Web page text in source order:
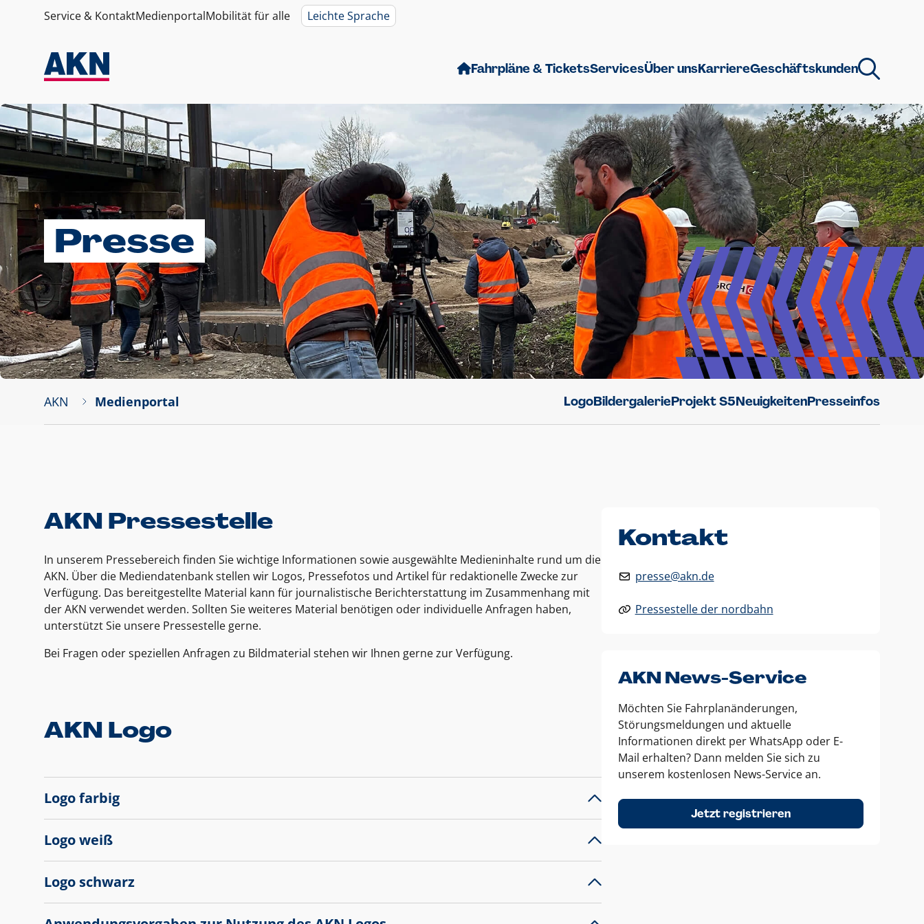
Service & KontaktMedienportalMobilität für alle Leichte Sprache
Fahrpläne & TicketsServicesÜber unsKarriereGeschäftskunden
Presse
AKN Medienportal LogoBildergalerieProjekt S5NeuigkeitenPresseinfos
AKN Pressestelle
In unserem Pressebereich finden Sie wichtige Informationen sowie ausgewählte Medieninhalte rund um die
AKN. Über die Mediendatenbank stellen wir Logos, Pressefotos und Artikel für redaktionelle Zwecke zur
Verfügung. Das bereitgestellte Material kann für journalistische Berichterstattung im Zusammenhang mit
der AKN verwendet werden. Sollten Sie weiteres Material benötigen oder individuelle Anfragen haben,
unterstützt Sie unsere Pressestelle gerne.
Bei Fragen oder speziellen Anfragen zu Bildmaterial stehen wir Ihnen gerne zur Verfügung.
AKN Logo
Logo farbig
Logo weiß
Logo schwarz
Kontakt
presse@akn.de
Pressestelle der nordbahn
AKN News-Service
Möchten Sie Fahrplanänderungen,
Störungsmeldungen und aktuelle
Informationen direkt per WhatsApp oder E-
Mail erhalten? Dann melden Sie sich zu
unserem kostenlosen News-Service an.
Jetzt registrieren